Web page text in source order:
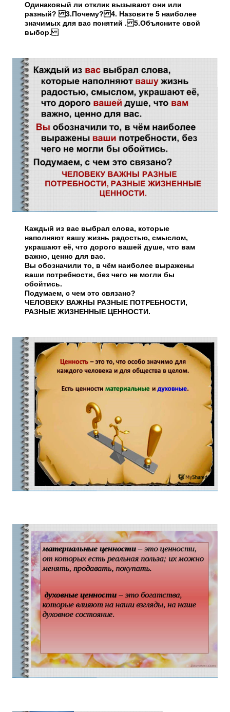
Одинаковый ли отклик вызывают они или
разный? 3.Почему? 4. Назовите 5 наиболее
значимых для вас понятий . 5.Объясните свой
выбор.
Каждый из вас выбрал слова, которые
наполняют вашу жизнь радостью, смыслом,
украшают её, что дорого вашей душе, что вам
важно, ценно для вас.
Вы обозначили то, в чём наиболее выражены
ваши потребности, без чего не могли бы
обойтись.
Подумаем, с чем это связано?
ЧЕЛОВЕКУ ВАЖНЫ РАЗНЫЕ ПОТРЕБНОСТИ,
РАЗНЫЕ ЖИЗНЕННЫЕ ЦЕННОСТИ.